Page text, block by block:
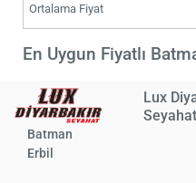
Ortalama Fiyat
En Uygun Fiyatlı
Lux
Seyahat
Batman
Erbil